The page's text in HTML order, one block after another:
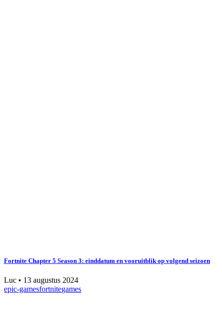
Fortnite Chapter 5 Season 3: einddatum en vooruitblik op volgend seizoen
Luc • 13 augustus 2024
epic-gamesfortnitegames